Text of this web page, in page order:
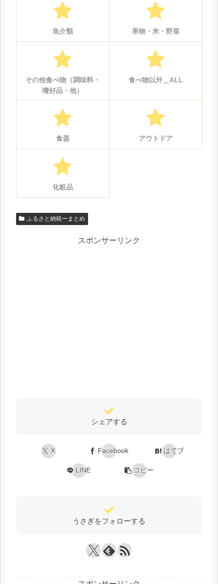
魚介類 果物・米・野菜
その他食べ物（調味料・
嗜好品・他）
食べ物以外＿ALL
食器 アウトドア
化粧品
ふるさと納税ーまとめ
スポンサーリンク
シェアする
X Facebook はてブ
LINE コピー
うさぎをフォローする